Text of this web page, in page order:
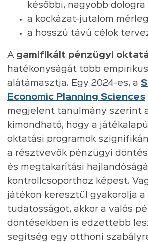
későbbi, nagyobb dologra
a kockázat-jutalom
a hosszú távú célok
A gamifikált pénzügyi
hatékonyságát több
alátámasztja. Egy 2024-es, a
Economic Planning Sciences
megjelent tanulmány szerint
kimondható, hogy a
oktatási programok
a résztvevők pénzügyi
és megtakarítási
kontrollcsoporthoz képest.
játékon keresztül gyakorolja a
tudatosságot, akkor a valós
döntésekben is edzettebb
segítség egy otthoni